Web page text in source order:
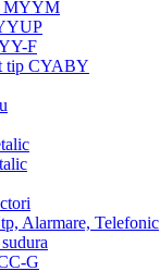
MYYM
F
tip CYABY
Alarmare, Telefonic
G